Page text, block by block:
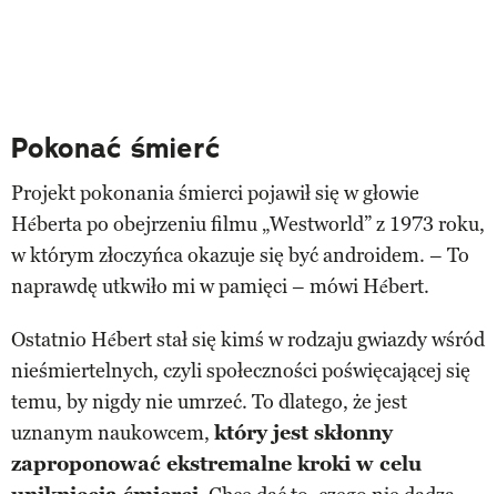
Pokonać śmierć
Projekt pokonania śmierci pojawił się w głowie
Héberta po obejrzeniu filmu „Westworld” z 1973 roku,
w którym złoczyńca okazuje się być androidem. – To
naprawdę utkwiło mi w pamięci – mówi Hébert.
Ostatnio Hébert stał się kimś w rodzaju gwiazdy wśród
nieśmiertelnych, czyli społeczności poświęcającej się
temu, by nigdy nie umrzeć. To dlatego, że jest
uznanym naukowcem, który jest skłonny
zaproponować ekstremalne kroki w celu